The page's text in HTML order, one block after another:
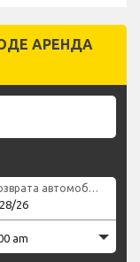
АРЕНДА
Дата возврата автомобиля